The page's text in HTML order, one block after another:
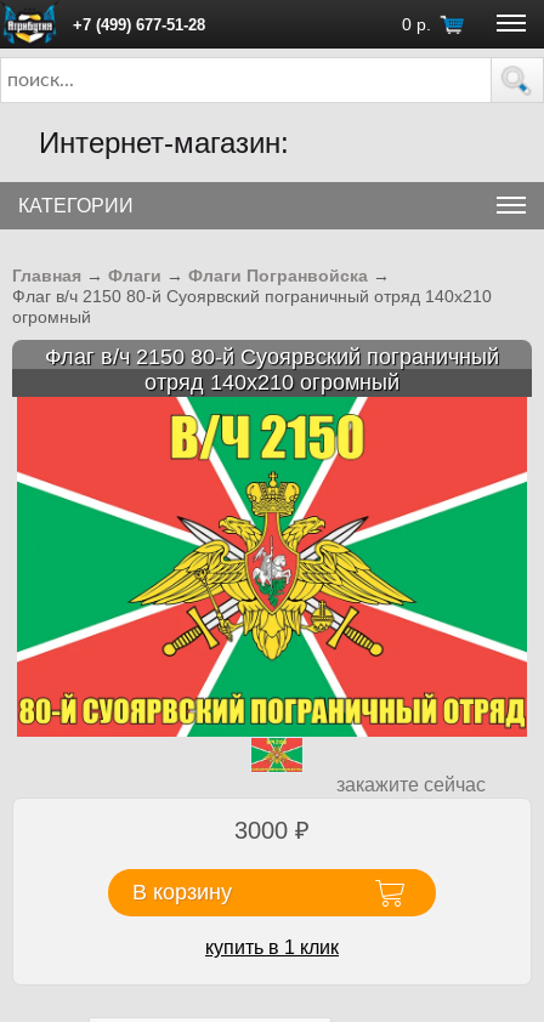
+7 (499) 677-51-28 0 р.
ПН - ПТ с 10:00 до 18:00 (Москва)
Интернет-магазин:
КАТЕГОРИИ
Главная → Флаги → Флаги Погранвойска →
Флаг в/ч 2150 80-й Суоярвский пограничный отряд 140х210
огромный
Флаг в/ч 2150 80-й Суоярвский пограничный
отряд 140х210 огромный
закажите сейчас
3000 ₽
В корзину
купить в 1 клик